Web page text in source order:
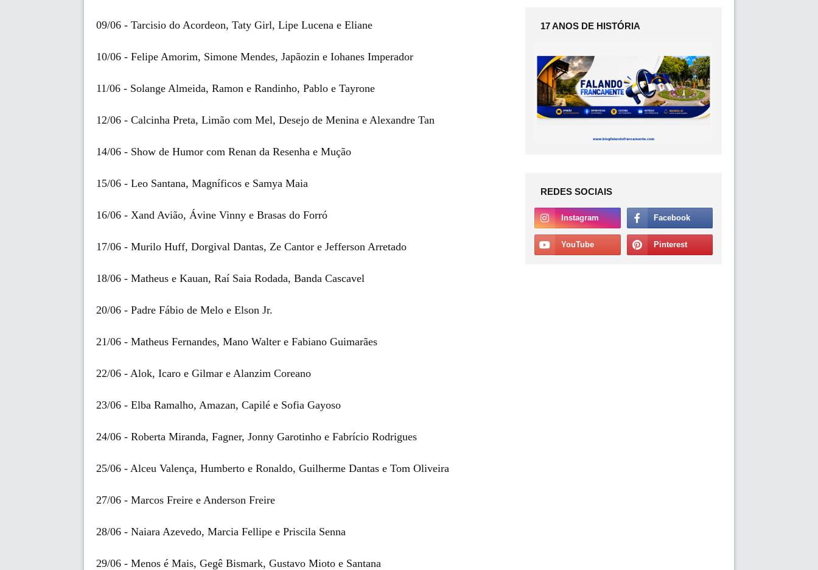
09/06 - Tarcisio do Acordeon, Taty Girl, Lipe Lucena e Eliane
10/06 - Felipe Amorim, Simone Mendes, Japãozin e Iohanes Imperador
11/06 - Solange Almeida, Ramon e Randinho, Pablo e Tayrone
12/06 - Calcinha Preta, Limão com Mel, Desejo de Menina e Alexandre Tan
14/06 - Show de Humor com Renan da Resenha e Mução
15/06 - Leo Santana, Magníficos e Samya Maia
16/06 - Xand Avião, Ávine Vinny e Brasas do Forró
17/06 - Murilo Huff, Dorgival Dantas, Ze Cantor e Jefferson Arretado
18/06 - Matheus e Kauan, Raí Saia Rodada, Banda Cascavel
20/06 - Padre Fábio de Melo e Elson Jr.
21/06 - Matheus Fernandes, Mano Walter e Fabiano Guimarães
22/06 - Alok, Icaro e Gilmar e Alanzim Coreano
23/06 - Elba Ramalho, Amazan, Capilé e Sofia Gayoso
24/06 - Roberta Miranda, Fagner, Jonny Garotinho e Fabrício Rodrigues
25/06 - Alceu Valença, Humberto e Ronaldo, Guilherme Dantas e Tom Oliveira
27/06 - Marcos Freire e Anderson Freire
28/06 - Naiara Azevedo, Marcia Fellipe e Priscila Senna
29/06 - Menos é Mais, Gegê Bismark, Gustavo Mioto e Santana
17 ANOS DE HISTÓRIA
REDES SOCIAIS